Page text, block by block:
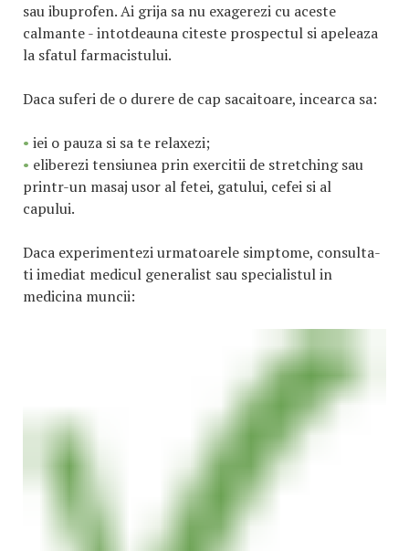
sau ibuprofen. Ai grija sa nu exagerezi cu aceste
calmante - intotdeauna citeste prospectul si apeleaza
la sfatul farmacistului.
Daca suferi de o durere de cap sacaitoare, incearca sa:
• iei o pauza si sa te relaxezi;
• eliberezi tensiunea prin exercitii de stretching sau
printr-un masaj usor al fetei, gatului, cefei si al
capului.
Daca experimentezi urmatoarele simptome, consulta-
ti imediat medicul generalist sau specialistul in
medicina muncii: